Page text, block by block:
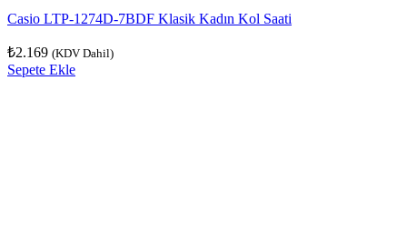
Casio LTP-1274D-7BDF Klasik Kadın Kol Saati
₺2.169 (KDV Dahil)
Sepete Ekle